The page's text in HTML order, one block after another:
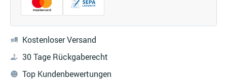
Kostenloser Versand
30 Tage Rückgaberecht
Top Kundenbewertungen